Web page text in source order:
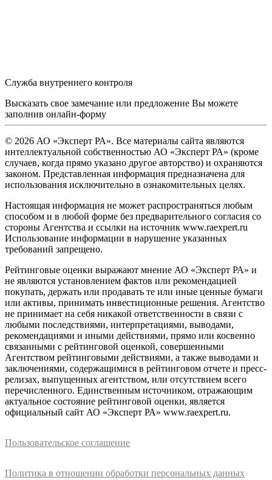
Служба внутреннего контроля
Высказать свое замечание или предложение Вы можете
заполнив онлайн-форму
© 2026 АО «Эксперт РА». Все материалы сайта являются
интеллектуальной собственностью АО «Эксперт РА» (кроме
случаев, когда прямо указано другое авторство) и охраняются
законом. Представленная информация предназначена для
использования исключительно в ознакомительных целях.
Настоящая информация не может распространяться любым
способом и в любой форме без предварительного согласия со
стороны Агентства и ссылки на источник www.raexpert.ru
Использование информации в нарушение указанных
требований запрещено.
Рейтинговые оценки выражают мнение АО «Эксперт РА» и
не являются установлением фактов или рекомендацией
покупать, держать или продавать те или иные ценные бумаги
или активы, принимать инвестиционные решения. Агентство
не принимает на себя никакой ответственности в связи с
любыми последствиями, интерпретациями, выводами,
рекомендациями и иными действиями, прямо или косвенно
связанными с рейтинговой оценкой, совершенными
Агентством рейтинговыми действиями, а также выводами и
заключениями, содержащимися в рейтинговом отчете и пресс-
релизах, выпущенных агентством, или отсутствием всего
перечисленного. Единственным источником, отражающим
актуальное состояние рейтинговой оценки, является
официальный сайт АО «Эксперт РА» www.raexpert.ru.
Пользовательское соглашение
Политика в отношении обработки персональных данных